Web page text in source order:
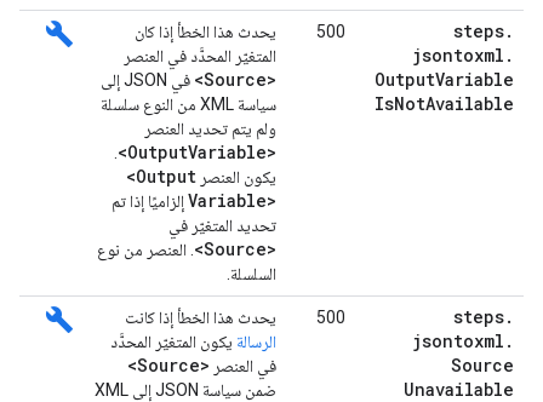
steps.
jsontoxml .
OutputVariable
IsNotAvailable
500
يحدث هذا الخطأ إذا كان
المتغيّر المحدَّد في العنصر
<Source>
في JSON إلى
سياسة XML من النوع سلسلة
ولم يتم تحديد العنصر
<OutputVariable>
يكون العنصر <Output
Variable> إلزاميًا إذا تم
تحديد المتغيّر في
<Source> . العنصر من نوع
السلسلة.
build
steps.
jsontoxml .
Source
Unavailable
500
يحدث هذا الخطأ إذا كانت
الرسالة يكون المتغيّر المحدَّد
في العنصر <Source>
ضمن سياسة JSON إلى XML
build